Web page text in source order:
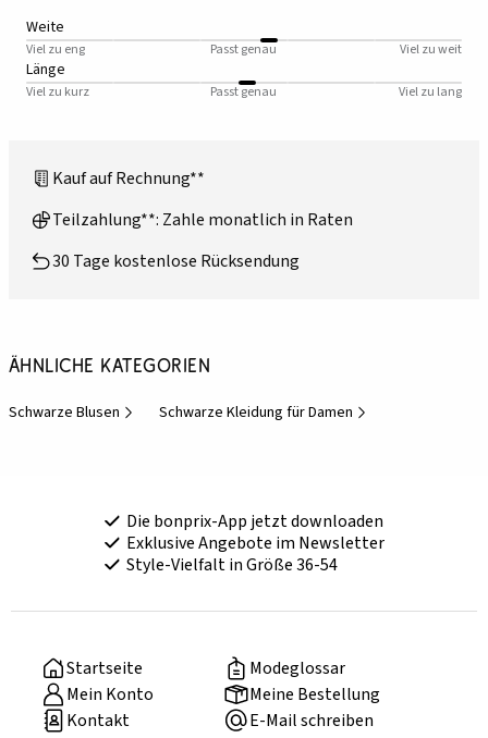
Weite
Viel zu eng Passt genau Viel zu weit
Länge
Viel zu kurz Passt genau Viel zu lang
Kauf auf Rechnung**
Teilzahlung**: Zahle monatlich in Raten
30 Tage kostenlose Rücksendung
Ähnliche Kategorien
Schwarze Blusen Schwarze Kleidung für Damen
Die bonprix-App jetzt downloaden
Exklusive Angebote im Newsletter
Style-Vielfalt in Größe 36-54
Startseite
Modeglossar
Mein Konto
Meine Bestellung
Kontakt
E-Mail schreiben